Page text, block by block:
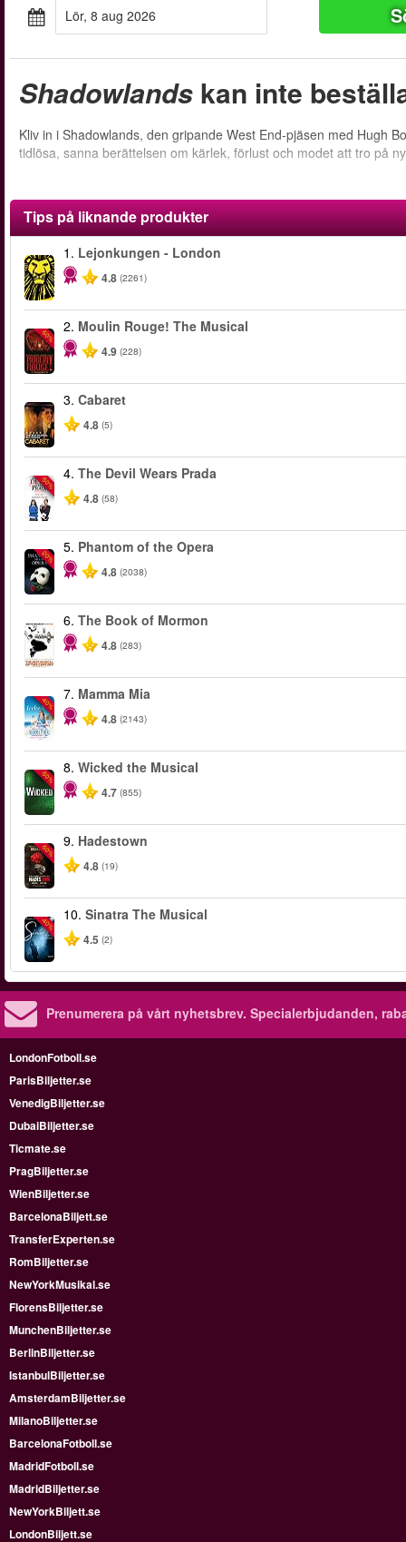
lör, 8 aug 2026
Shadowlands kan inte
Kliv in i Shadowlands, den gripande West End-pjäsen med Hugh
tidlösa, sanna berättelsen om kärlek, förlust och modet att tro på
Tips på liknande produkter
1. Lejonkungen - London
4.8 (2261)
-50%
2. Moulin Rouge! The Musical
4.9 (228)
3. Cabaret
4.8 (5)
-50%
4. The Devil Wears Prada
4.8 (58)
-20%
5. Phantom of the Opera
4.8 (2038)
6. The Book of Mormon
4.8 (283)
-40%
7. Mamma Mia
4.8 (2143)
-50%
8. Wicked the Musical
4.7 (855)
-50%
9. Hadestown
4.8 (19)
-40%
10. Sinatra The Musical
4.5 (2)
Prenumerera på vårt nyhetsbrev. Specialerbjudanden,
LondonFotboll.se
ParisBiljetter.se
VenedigBiljetter.se
DubaiBiljetter.se
Ticmate.se
PragBiljetter.se
WienBiljetter.se
BarcelonaBiljett.se
TransferExperten.se
RomBiljetter.se
NewYorkMusikal.se
FlorensBiljetter.se
MunchenBiljetter.se
BerlinBiljetter.se
IstanbulBiljetter.se
AmsterdamBiljetter.se
MilanoBiljetter.se
BarcelonaFotboll.se
MadridFotboll.se
MadridBiljetter.se
NewYorkBiljett.se
LondonBiljett.se